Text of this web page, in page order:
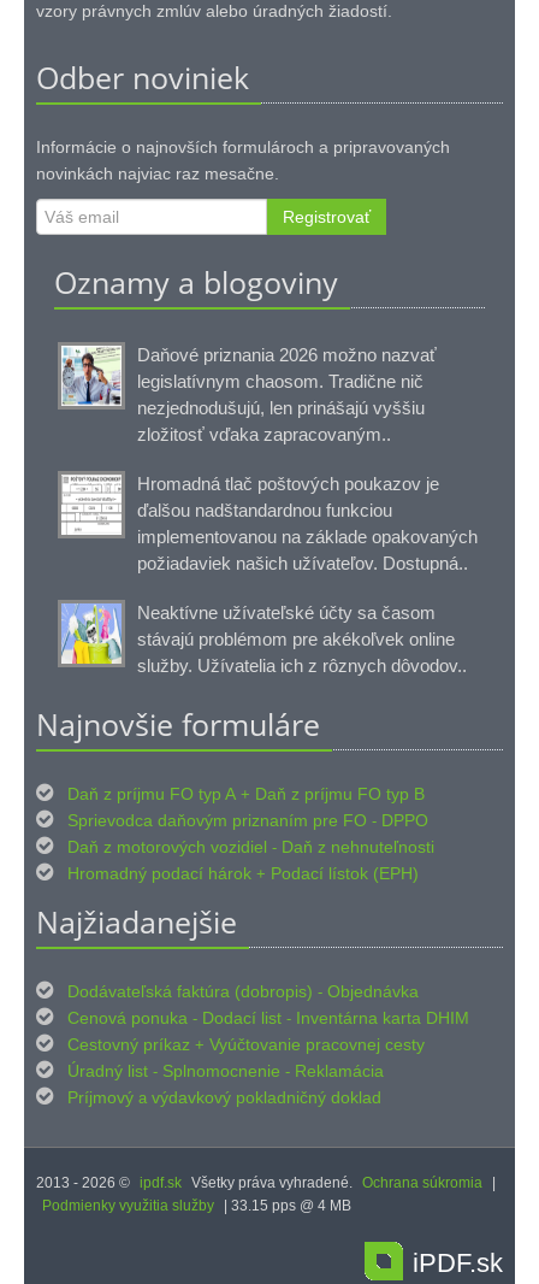
vzory právnych zmlúv alebo úradných žiadostí.
Odber noviniek
Informácie o najnovších formulároch a pripravovaných
novinkách najviac raz mesačne.
Registrovať
Oznamy a blogoviny
Daňové priznania 2026 možno nazvať
legislatívnym chaosom. Tradične nič
nezjednodušujú, len prinášajú vyššiu
zložitosť vďaka zapracovaným..
Hromadná tlač poštových poukazov je
ďalšou nadštandardnou funkciou
implementovanou na základe opakovaných
požiadaviek našich užívateľov. Dostupná..
Neaktívne užívateľské účty sa časom
stávajú problémom pre akékoľvek online
služby. Užívatelia ich z rôznych dôvodov..
Najnovšie formuláre
 Daň z príjmu FO typ A + Daň z príjmu FO typ B

Sprievodca daňovým priznaním pre FO - DPPO

Daň z motorových vozidiel - Daň z nehnuteľnosti

Hromadný podací hárok + Podací lístok (EPH)
Najžiadanejšie
 Dodávateľská faktúra (dobropis) - Objednávka

Cenová ponuka - Dodací list - Inventárna karta DHIM

Cestovný príkaz + Vyúčtovanie pracovnej cesty

Úradný list - Splnomocnenie - Reklamácia

Príjmový a výdavkový pokladničný doklad
2013 - 2026 © ipdf.sk Všetky práva vyhradené. Ochrana súkromia
Podmienky využitia služby
| 33.15 pps @ 4 MB
iPDF.sk